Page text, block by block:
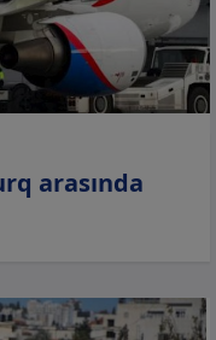
arasında